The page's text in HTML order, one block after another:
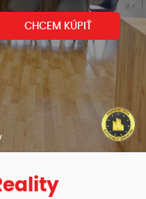
CHCEM KÚPIŤ